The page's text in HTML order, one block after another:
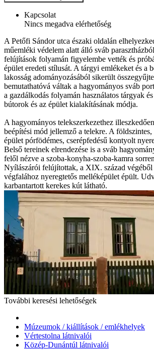
Kapcsolat
Nincs megadva elérhetőség
A Petőfi Sándor utca északi oldalán
műemléki védelem alatt álló sváb
felújítások folyamán figyelembe vették és
épület eredeti stílusát. A tárgyi emlékeket és a
lakosság adományozásából sikerült
bemutathatóvá váltak a hagyományos sváb
a gazdálkodás folyamán használatos tárgyak
bútorok és az épület kialakításának módja.
A hagyományos telekszerkezethez
beépítési mód jellemző a telekre. A földszintes,
épület pórfödémes, cserépfedésű kontyolt
Belső tereinek elrendezése is a sváb
felől nézve a szoba-konyha-szoba-kamra
Nyílászárói felújítottak, a XIX. század
végfalához nyeregtetős melléképület épült.
karbantartott kerekes kút látható.
További keresési lehetőségek
Múzeumok / kiállítások / emlékhelyek
Vértestolna látnivalói
Közép-Dunántúl látnivalói